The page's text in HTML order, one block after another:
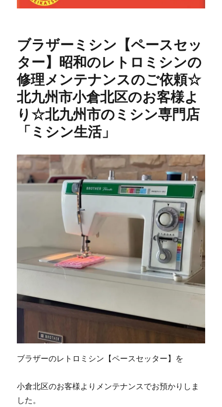
ブラザーミシン【ペースセッ
ター】昭和のレトロミシンの
修理メンテナンスのご依頼☆
北九州市小倉北区のお客様よ
り☆北九州市のミシン専門店
「ミシン生活」
ブラザーのレトロミシン【ペースセッター】を
小倉北区のお客様よりメンテナンスでお預かりしま
した。